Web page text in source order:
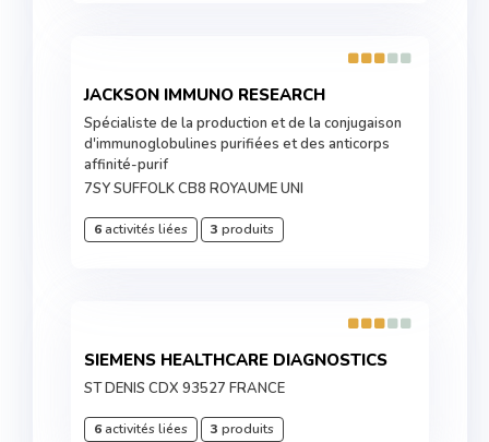
JACKSON IMMUNO RESEARCH
Spécialiste de la production et de la conjugaison
d'immunoglobulines purifiées et des anticorps
affinité-purif
7SY SUFFOLK CB8 ROYAUME UNI
6activités liées 3 produits
SIEMENS HEALTHCARE DIAGNOSTICS
ST DENIS CDX 93527 FRANCE
6activités liées 3 produits